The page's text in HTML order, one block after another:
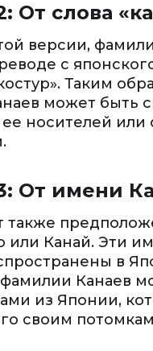
От слова
версии,
с
Таким
может быть
ее носителей
От имени
также
или Канай. Эти
в
Канаев
из Японии,
своим